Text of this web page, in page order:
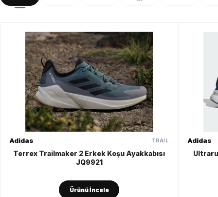
Adidas TRAIL
Terrex Trailmaker 2 Erkek Koşu Ayakkabısı
JQ9921
Ürünü İncele
Adidas